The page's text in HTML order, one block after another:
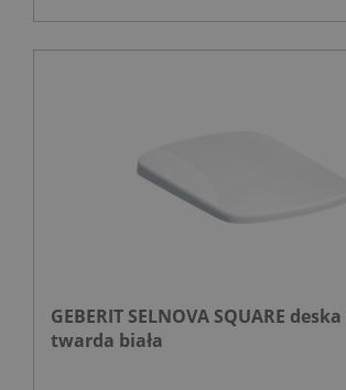
GEBERIT SELNOVA SQUARE
twarda biała